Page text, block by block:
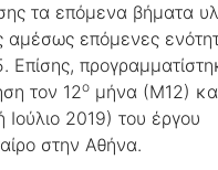
τα επόμενα βήματα
αμέσως επόμενες
τον 12ο μήνα (Μ12)
2019) του έργου
στην Αθήνα.